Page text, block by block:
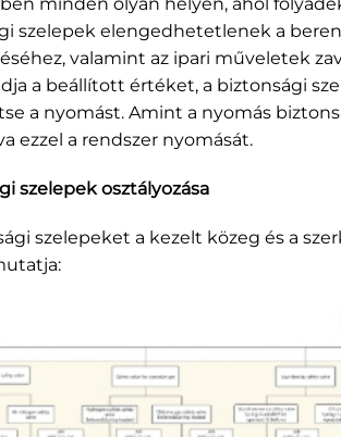
szelepek elengedhetetlenek a
valamint az ipari műveletek
a beállított értéket, a biztonsági
a nyomást. Amint a nyomás
ezzel a rendszer nyomását.
szelepek osztályozása
szelepeket a kezelt közeg és a